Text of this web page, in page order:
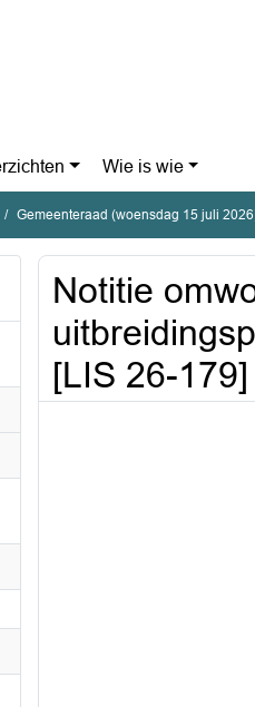
Wie is wie
Gemeenteraad (woensdag 15 juli
Notitie
[LIS 26-179]